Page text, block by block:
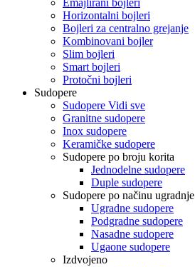
Emajlirani bojleri
Horizontalni bojleri
Bojleri za centralno grejanje
Kombinovani bojler
Slim bojleri
Smart bojleri
Protočni bojleri
Sudopere
Sudopere Vidi sve
Granitne sudopere
Inox sudopere
Keramičke sudopere
Sudopere po broju korita
Jednodelne sudopere
Duple sudopere
Sudopere po načinu ugradnje
Ugradne sudopere
Podgradne sudopere
Nasadne sudopere
Ugaone sudopere
Izdvojeno